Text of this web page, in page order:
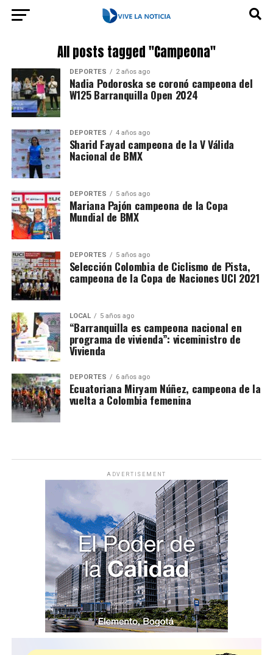
All posts tagged "Campeona"
DEPORTES 2 años ago
Nadia Podoroska se coronó campeona del
W125 Barranquilla Open 2024
DEPORTES 4 años ago
Sharid Fayad campeona de la V Válida
Nacional de BMX
DEPORTES 5 años ago
Mariana Pajón campeona de la Copa
Mundial de BMX
DEPORTES 5 años ago
Selección Colombia de Ciclismo de Pista,
campeona de la Copa de Naciones UCI 2021
LOCAL 5 años ago
“Barranquilla es campeona nacional en
programa de vivienda”: viceministro de
Vivienda
DEPORTES 6 años ago
Ecuatoriana Miryam Núñez, campeona de la
vuelta a Colombia femenina
ADVERTISEMENT